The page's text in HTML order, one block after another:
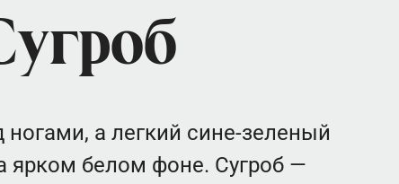
ногами, а легкий сине-зеленый
ярком белом фоне. Сугроб —